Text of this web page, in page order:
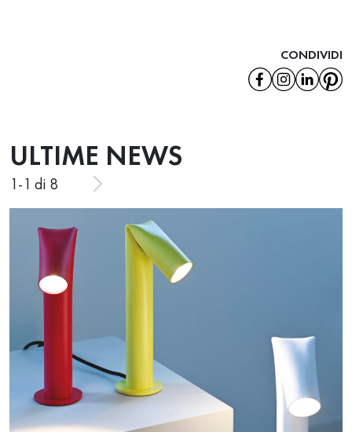
CONDIVIDI
ULTIME NEWS
1-1 di 8